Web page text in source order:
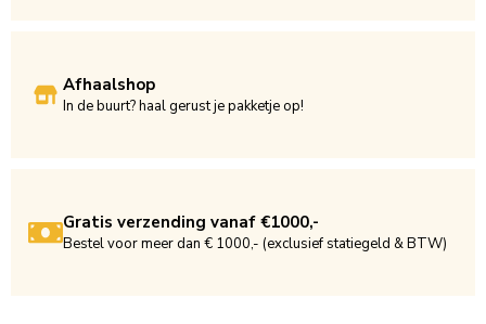
Afhaalshop
In de buurt? haal gerust je pakketje op!
Gratis verzending vanaf €1000,-
Bestel voor meer dan € 1000,- (exclusief statiegeld & BTW)